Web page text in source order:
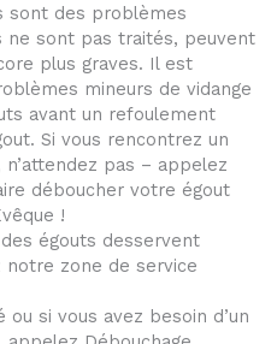
sont des problèmes
ne sont pas traités, peuvent
plus graves. Il est
mineurs de vidange
avant un refoulement
Si vous rencontrez un
pas – appelez
déboucher votre égout
!
égouts desservent
notre zone de service
si vous avez besoin d’un